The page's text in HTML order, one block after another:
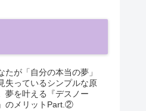
たが「自分の本当の夢」
失っているシンプルな原
夢を叶える『デスノー
のメリットPart.②